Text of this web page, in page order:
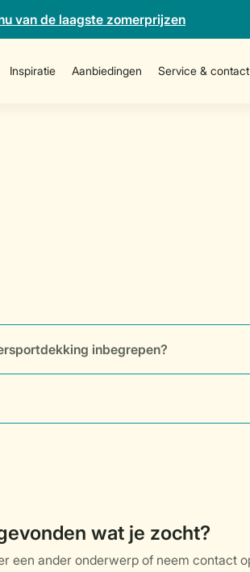
van de laagste zomerprijzen
Inspiratie Aanbiedingen Service & contact
inbegrepen?